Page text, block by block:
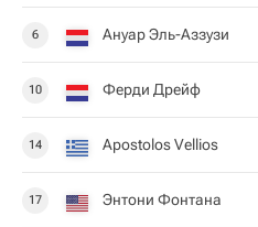
6 Ануар Эль-Аззузи
10 Ферди Дрейф
14 Apostolos Vellios
17 Энтони Фонтана